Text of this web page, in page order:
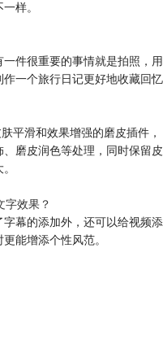
样。
件很重要的事情就是拍照，用
一个旅行日记更好地收藏回忆
平滑和效果增强的磨皮插件，
磨皮润色等处理，同时保留皮
字效果？
幕的添加外，还可以给视频添
能增添个性风范。